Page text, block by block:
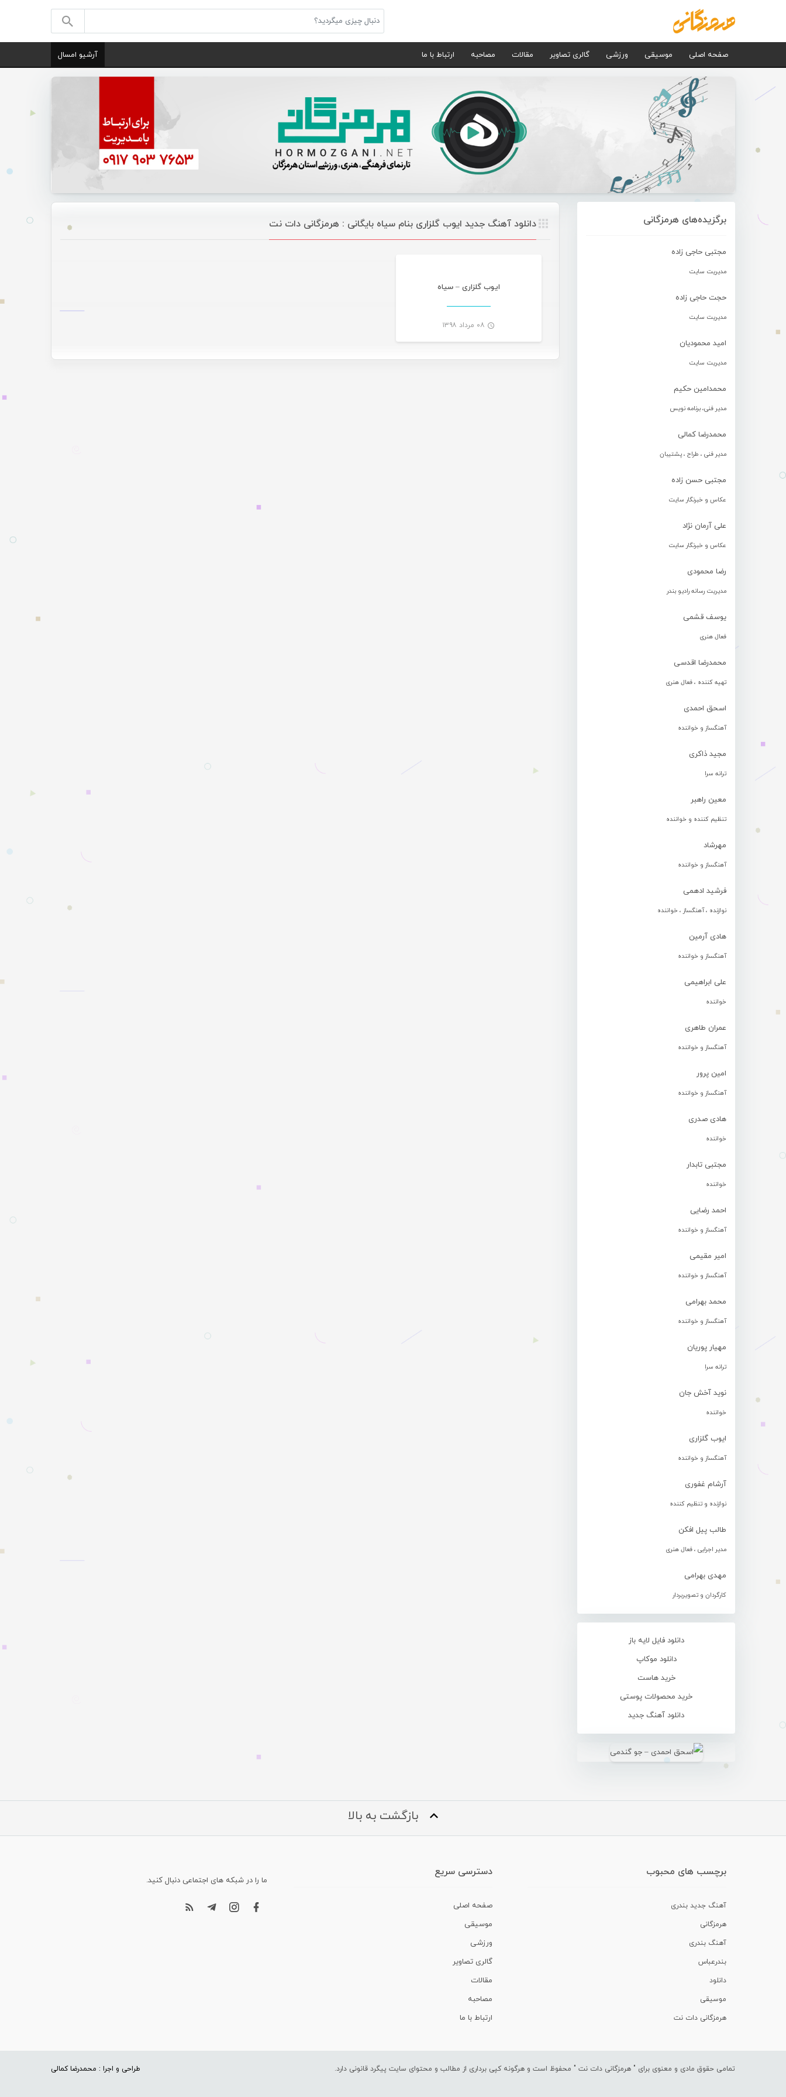
صفحه اصلی موسیقی ورزشی گالری تصاویر مقالات مصاحبه ارتباط با ما آرشیو امسال
برگزیده‌های هرمزگانی
مجتبی حاجی زاده
مدیریت سایت
حجت حاجی زاده
مدیریت سایت
امید محمودیان
مدیریت سایت
محمدامین حکیم
مدیر فنی، برنامه نویس
محمدرضا کمالی
مدیر فنی ، طراح ، پشتیبان
مجتبی حسن زاده
عکاس و خبرنگار سایت
علی آرمان نژاد
عکاس و خبرنگار سایت
رضا محمودی
مدیریت رسانه رادیو بندر
یوسف قشمی
فعال هنری
محمدرضا اقدسی
تهیه کننده ، فعال هنری
اسحق احمدی
آهنگساز و خواننده
مجید ذاکری
ترانه سرا
معین راهبر
تنظیم کننده و خواننده
مهرشاد
آهنگساز و خواننده
فرشید ادهمی
نوازنده ، آهنگساز ، خواننده
هادی آرمین
آهنگساز و خواننده
علی ابراهیمی
خواننده
عمران طاهری
آهنگساز و خواننده
امین پرور
آهنگساز و خواننده
هادی صدری
خواننده
مجتبی تابدار
خواننده
احمد رضایی
آهنگساز و خواننده
امیر مقیمی
آهنگساز و خواننده
محمد بهرامی
آهنگساز و خواننده
مهیار پوریان
ترانه سرا
نوید آخش جان
خواننده
ایوب گلزاری
آهنگساز و خواننده
آرشام غفوری
نوازنده و تنظیم کننده
طالب پیل افکن
مدیر اجرایی ، فعال هنری
مهدی بهرامی
کارگردان و تصویربردار
دانلود فایل لایه باز
دانلود موکاپ
خرید هاست
خرید محصولات پوستی
دانلود آهنگ جدید
دانلود آهنگ جدید ایوب گلزاری بنام سیاه بایگانی : هرمزگانی دات نت
ایوب گلزاری – سیاه
۰۸ مرداد ۱۳۹۸
بازگشت به بالا
برچسب های محبوب
آهنگ جدید بندری
هرمزگانی
آهنگ بندری
بندرعباس
دانلود
موسیقی
هرمزگانی دات نت
دسترسی سریع
صفحه اصلی
موسیقی
ورزشی
گالری تصاویر
مقالات
مصاحبه
ارتباط با ما
ما را در شبکه های اجتماعی دنبال کنید.
تمامی حقوق مادی و معنوی برای " هرمزگانی دات نت " محفوظ است و هرگونه کپی برداری از مطالب و محتوای سایت پیگرد قانونی دارد. طراحی و اجرا : محمدرضا کمالی